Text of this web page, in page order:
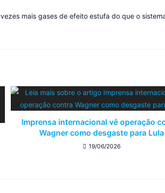
mais gases de efeito estufa do que o
Imprensa internacional vê operação
Wagner como desgaste para Lula
19/06/2026